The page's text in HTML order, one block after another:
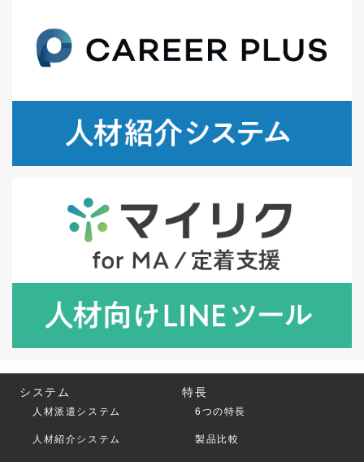
システム
人材派遣システム
人材紹介システム
特長
6つの特長
製品比較